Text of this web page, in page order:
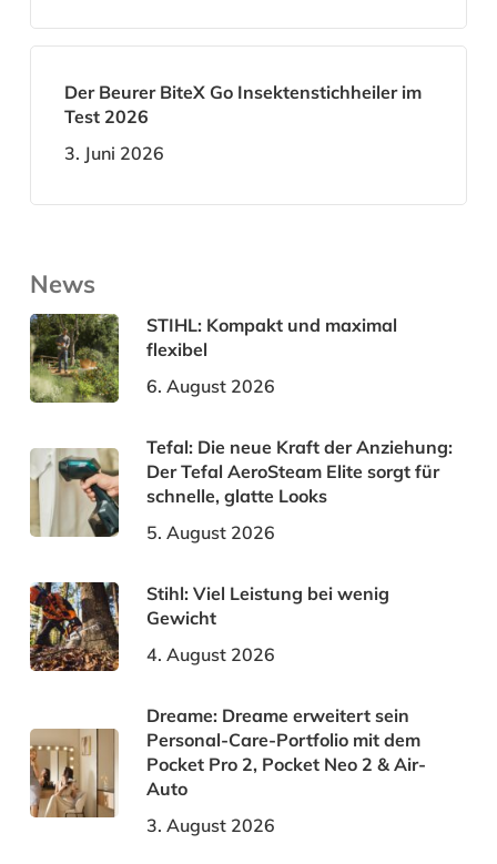
Der Beurer BiteX Go Insektenstichheiler im
Test 2026
3. Juni 2026
News
STIHL: Kompakt und maximal
flexibel
6. August 2026
Tefal: Die neue Kraft der Anziehung:
Der Tefal AeroSteam Elite sorgt für
schnelle, glatte Looks
5. August 2026
Stihl: Viel Leistung bei wenig
Gewicht
4. August 2026
Dreame: Dreame erweitert sein
Personal-Care-Portfolio mit dem
Pocket Pro 2, Pocket Neo 2 & Air-
Auto
3. August 2026